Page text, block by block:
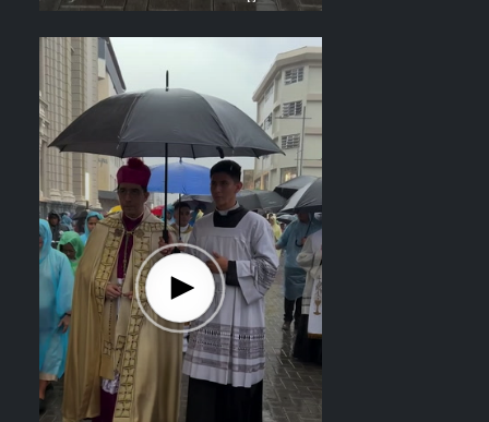
el recorrido del Divino Salvador del
Steven Anzora